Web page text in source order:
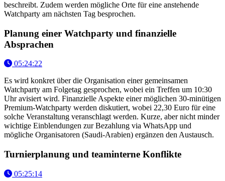
beschreibt. Zudem werden mögliche Orte für eine anstehende
Watchparty am nächsten Tag besprochen.
Planung einer Watchparty und finanzielle
Absprachen
05:24:22
Es wird konkret über die Organisation einer gemeinsamen
Watchparty am Folgetag gesprochen, wobei ein Treffen um 10:30
Uhr avisiert wird. Finanzielle Aspekte einer möglichen 30-minütigen
Premium-Watchparty werden diskutiert, wobei 22,30 Euro für eine
solche Veranstaltung veranschlagt werden. Kurze, aber nicht minder
wichtige Einblendungen zur Bezahlung via WhatsApp und
mögliche Organisatoren (Saudi-Arabien) ergänzen den Austausch.
Turnierplanung und teaminterne Konflikte
05:25:14